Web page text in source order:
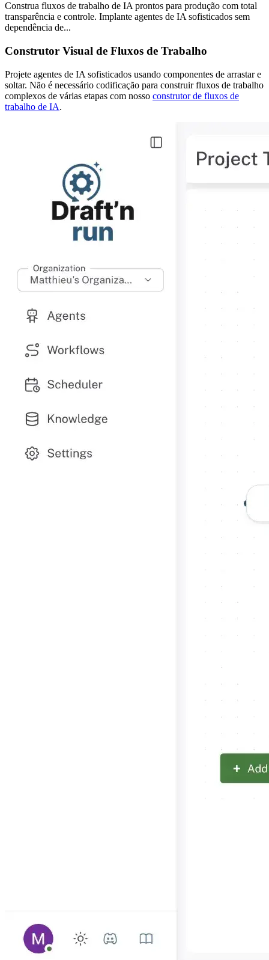
Construa fluxos de trabalho de IA prontos para produção com total
transparência e controle. Implante agentes de IA sofisticados sem
dependência de...
Construtor Visual de Fluxos de Trabalho
Projete agentes de IA sofisticados usando componentes de arrastar e
soltar. Não é necessário codificação para construir fluxos de trabalho
complexos de várias etapas com nosso construtor de fluxos de
trabalho de IA.